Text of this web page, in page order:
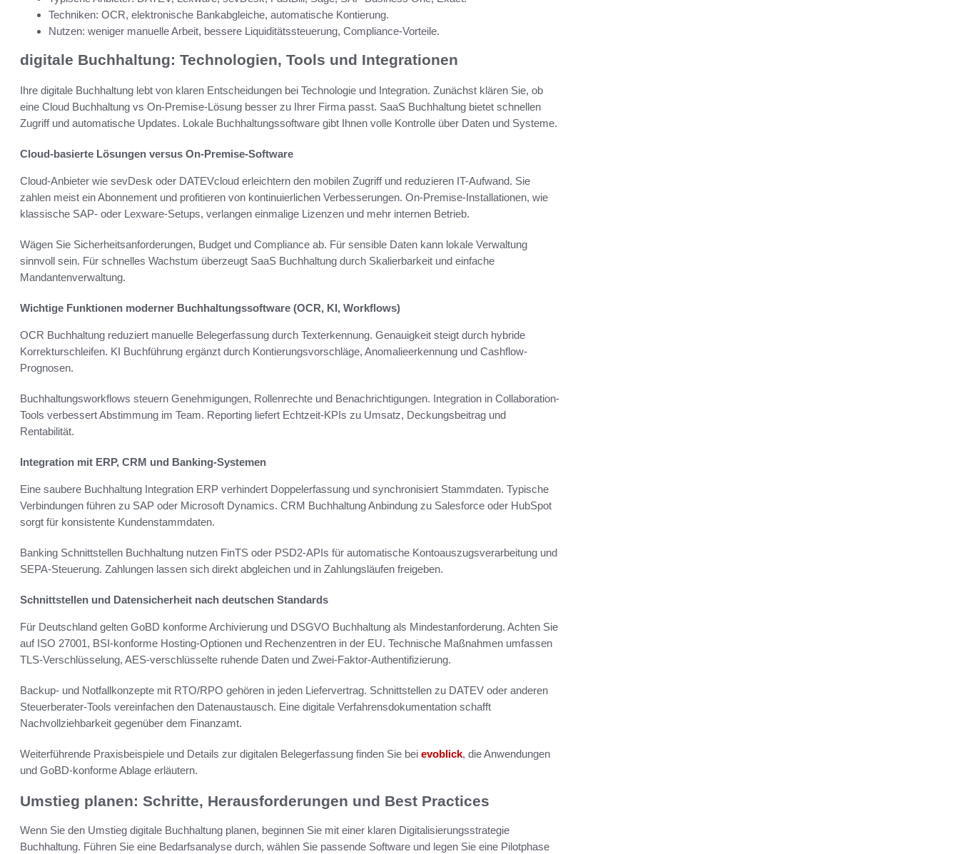
Techniken: OCR, elektronische Bankabgleiche, automatische Kontierung.
Nutzen: weniger manuelle Arbeit, bessere Liquiditätssteuerung, Compliance-Vorteile.
digitale Buchhaltung: Technologien, Tools und Integrationen
Ihre digitale Buchhaltung lebt von klaren Entscheidungen bei Technologie und Integration. Zunächst klären Sie, ob
eine Cloud Buchhaltung vs On-Premise-Lösung besser zu Ihrer Firma passt. SaaS Buchhaltung bietet schnellen
Zugriff und automatische Updates. Lokale Buchhaltungssoftware gibt Ihnen volle Kontrolle über Daten und Systeme.
Cloud-basierte Lösungen versus On-Premise-Software
Cloud-Anbieter wie sevDesk oder DATEVcloud erleichtern den mobilen Zugriff und reduzieren IT-Aufwand. Sie
zahlen meist ein Abonnement und profitieren von kontinuierlichen Verbesserungen. On-Premise-Installationen, wie
klassische SAP- oder Lexware-Setups, verlangen einmalige Lizenzen und mehr internen Betrieb.
Wägen Sie Sicherheitsanforderungen, Budget und Compliance ab. Für sensible Daten kann lokale Verwaltung
sinnvoll sein. Für schnelles Wachstum überzeugt SaaS Buchhaltung durch Skalierbarkeit und einfache
Mandantenverwaltung.
Wichtige Funktionen moderner Buchhaltungssoftware (OCR, KI, Workflows)
OCR Buchhaltung reduziert manuelle Belegerfassung durch Texterkennung. Genauigkeit steigt durch hybride
Korrekturschleifen. KI Buchführung ergänzt durch Kontierungsvorschläge, Anomalieerkennung und Cashflow-
Prognosen.
Buchhaltungsworkflows steuern Genehmigungen, Rollenrechte und Benachrichtigungen. Integration in Collaboration-
Tools verbessert Abstimmung im Team. Reporting liefert Echtzeit-KPIs zu Umsatz, Deckungsbeitrag und
Rentabilität.
Integration mit ERP, CRM und Banking-Systemen
Eine saubere Buchhaltung Integration ERP verhindert Doppelerfassung und synchronisiert Stammdaten. Typische
Verbindungen führen zu SAP oder Microsoft Dynamics. CRM Buchhaltung Anbindung zu Salesforce oder HubSpot
sorgt für konsistente Kundenstammdaten.
Banking Schnittstellen Buchhaltung nutzen FinTS oder PSD2-APIs für automatische Kontoauszugsverarbeitung und
SEPA-Steuerung. Zahlungen lassen sich direkt abgleichen und in Zahlungsläufen freigeben.
Schnittstellen und Datensicherheit nach deutschen Standards
Für Deutschland gelten GoBD konforme Archivierung und DSGVO Buchhaltung als Mindestanforderung. Achten Sie
auf ISO 27001, BSI-konforme Hosting-Optionen und Rechenzentren in der EU. Technische Maßnahmen umfassen
TLS-Verschlüsselung, AES-verschlüsselte ruhende Daten und Zwei-Faktor-Authentifizierung.
Backup- und Notfallkonzepte mit RTO/RPO gehören in jeden Liefervertrag. Schnittstellen zu DATEV oder anderen
Steuerberater-Tools vereinfachen den Datenaustausch. Eine digitale Verfahrensdokumentation schafft
Nachvollziehbarkeit gegenüber dem Finanzamt.
Weiterführende Praxisbeispiele und Details zur digitalen Belegerfassung finden Sie bei evoblick, die Anwendungen
und GoBD-konforme Ablage erläutern.
Umstieg planen: Schritte, Herausforderungen und Best Practices
Wenn Sie den Umstieg digitale Buchhaltung planen, beginnen Sie mit einer klaren Digitalisierungsstrategie
Buchhaltung. Führen Sie eine Bedarfsanalyse durch, wählen Sie passende Software und legen Sie eine Pilotphase